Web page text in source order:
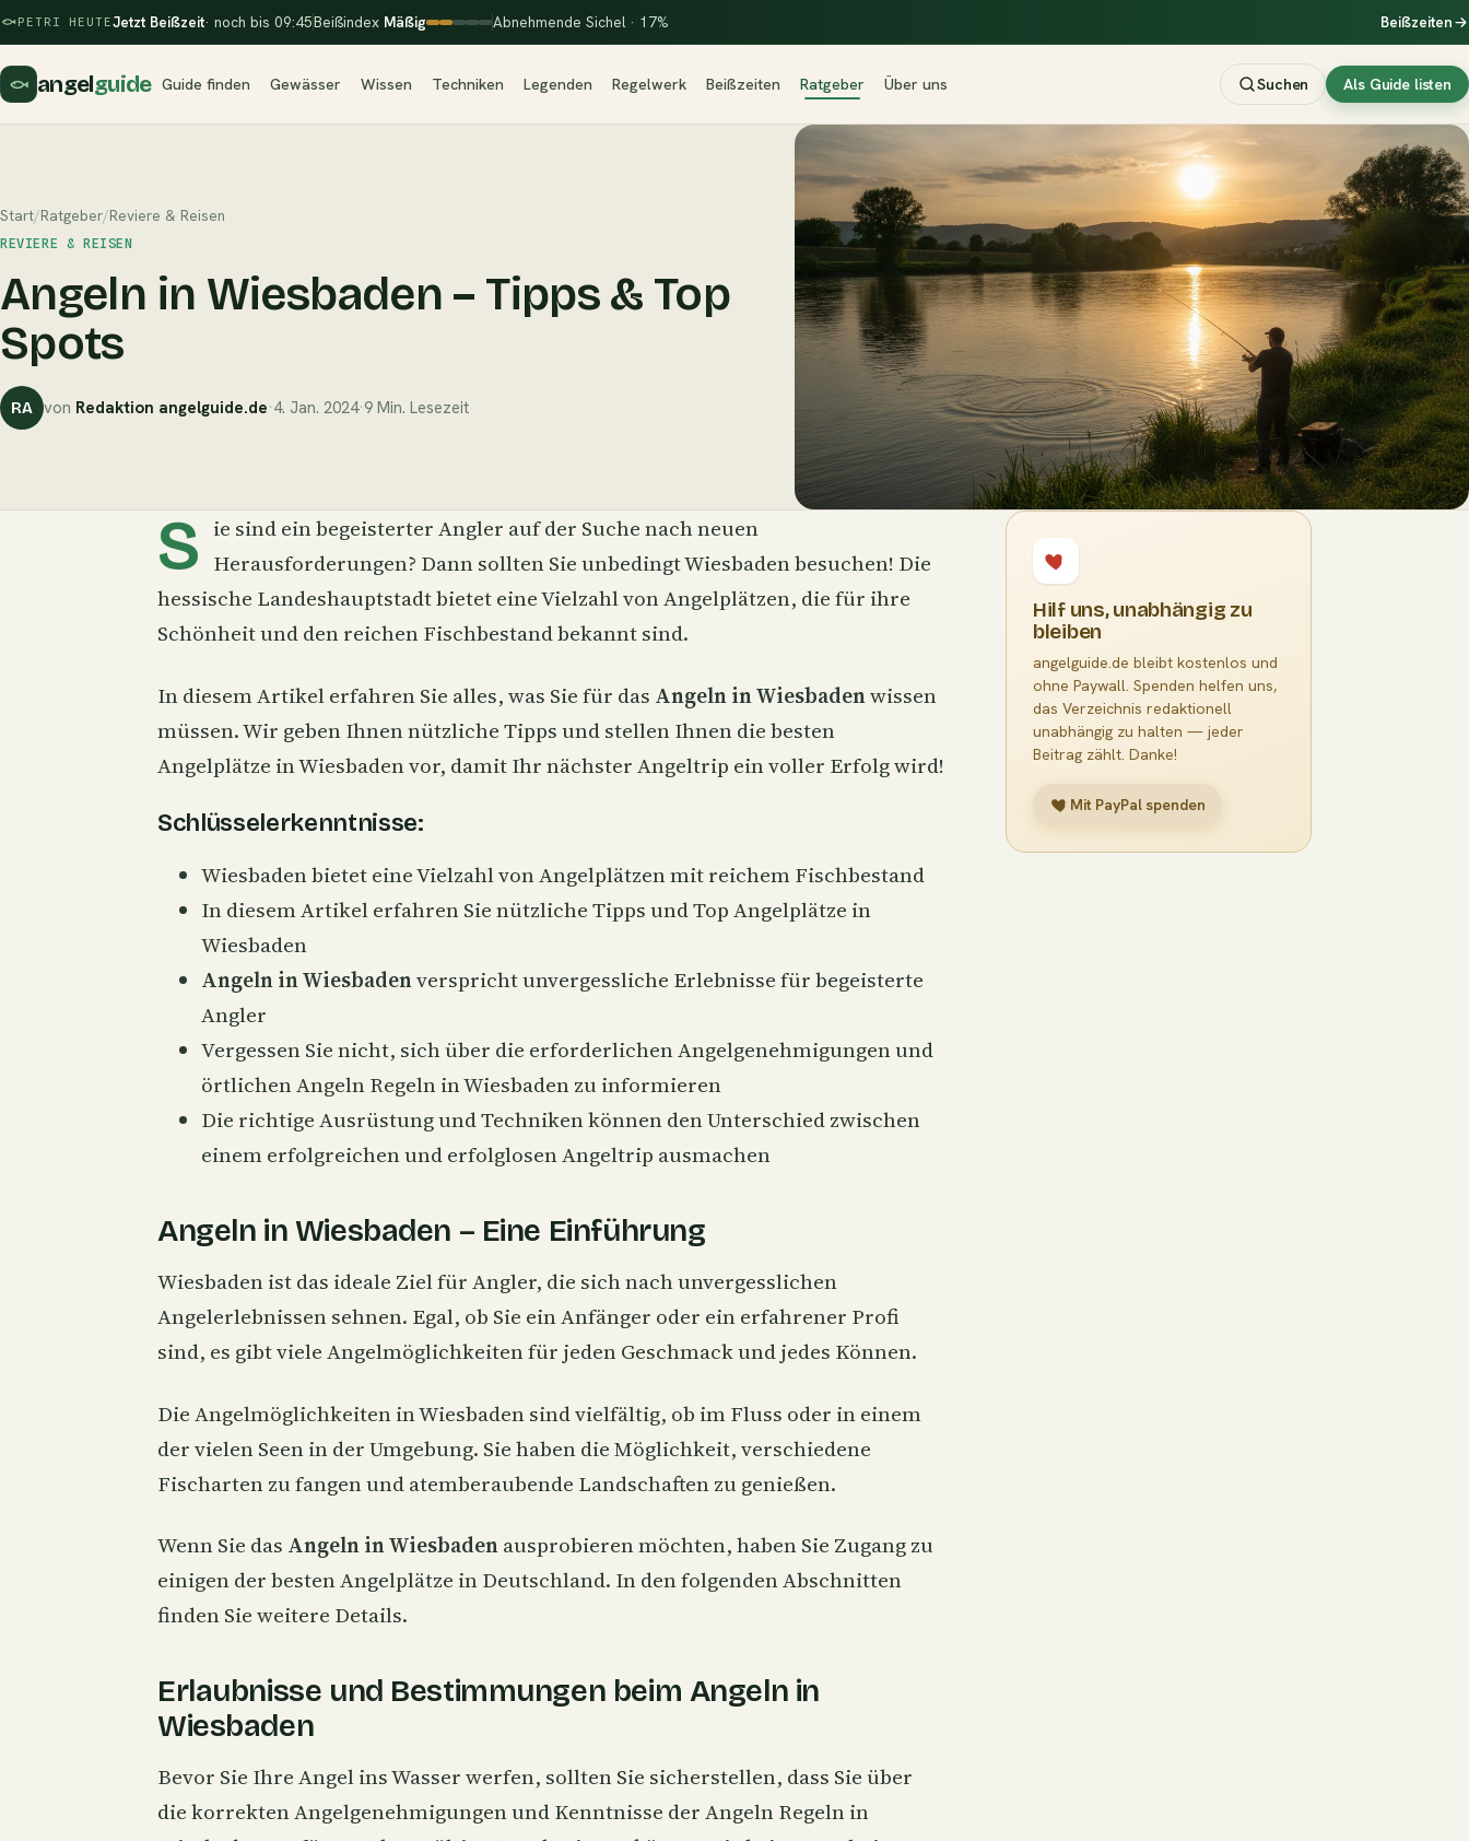
PETRI HEUTEJetzt Beißzeit· noch bis 09:45Beißindex Mäßig Abnehmende Sichel · 17% Beißzeiten
angelguide Guide finden Gewässer Wissen Techniken Legenden Regelwerk Beißzeiten Ratgeber Über uns Suchen Als Guide listen
Start/Ratgeber/Reviere & Reisen
REVIERE & REISEN
Angeln in Wiesbaden – Tipps & Top
Spots
RA von Redaktion angelguide.de·4. Jan. 2024·9 Min. Lesezeit
S ie sind ein begeisterter Angler auf der Suche nach neuen
Herausforderungen? Dann sollten Sie unbedingt Wiesbaden besuchen! Die
hessische Landeshauptstadt bietet eine Vielzahl von Angelplätzen, die für ihre
Schönheit und den reichen Fischbestand bekannt sind.
In diesem Artikel erfahren Sie alles, was Sie für das Angeln in Wiesbadenwissen
müssen. Wir geben Ihnen nützliche Tipps und stellen Ihnen die besten
Angelplätze in Wiesbaden vor, damit Ihr nächster Angeltrip ein voller Erfolg wird!
Schlüsselerkenntnisse:
Wiesbaden bietet eine Vielzahl von Angelplätzen mit reichem Fischbestand
In diesem Artikel erfahren Sie nützliche Tipps und Top Angelplätze in
Wiesbaden
Angeln in Wiesbadenverspricht unvergessliche Erlebnisse für begeisterte
Angler
Vergessen Sie nicht, sich über die erforderlichen Angelgenehmigungen und
örtlichen Angeln Regeln in Wiesbaden zu informieren
Die richtige Ausrüstung und Techniken können den Unterschied zwischen
einem erfolgreichen und erfolglosen Angeltrip ausmachen
Angeln in Wiesbaden – Eine Einführung
Wiesbaden ist das ideale Ziel für Angler, die sich nach unvergesslichen
Angelerlebnissen sehnen. Egal, ob Sie ein Anfänger oder ein erfahrener Profi
sind, es gibt viele Angelmöglichkeiten für jeden Geschmack und jedes Können.
Die Angelmöglichkeiten in Wiesbaden sind vielfältig, ob im Fluss oder in einem
der vielen Seen in der Umgebung. Sie haben die Möglichkeit, verschiedene
Fischarten zu fangen und atemberaubende Landschaften zu genießen.
Wenn Sie das Angeln in Wiesbadenausprobieren möchten, haben Sie Zugang zu
einigen der besten Angelplätze in Deutschland. In den folgenden Abschnitten
finden Sie weitere Details.
Erlaubnisse und Bestimmungen beim Angeln in
Wiesbaden
Bevor Sie Ihre Angel ins Wasser werfen, sollten Sie sicherstellen, dass Sie über
die korrekten Angelgenehmigungen und Kenntnisse der Angeln Regeln in
Hilf uns, unabhängig zu
bleiben
angelguide.de bleibt kostenlos und
ohne Paywall. Spenden helfen uns,
das Verzeichnis redaktionell
unabhängig zu halten — jeder
Beitrag zählt. Danke!
Mit PayPal spenden